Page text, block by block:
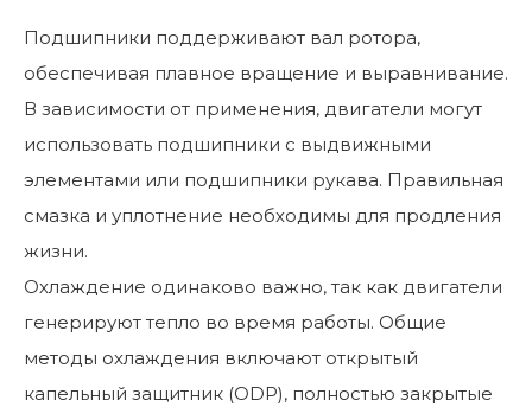
Подшипники поддерживают вал ротора,
обеспечивая плавное вращение и выравнивание.
В зависимости от применения, двигатели могут
использовать подшипники с выдвижными
элементами или подшипники рукава. Правильная
смазка и уплотнение необходимы для продления
жизни.
Охлаждение одинаково важно, так как двигатели
генерируют тепло во время работы. Общие
методы охлаждения включают открытый
капельный защитник (ODP), полностью закрытые